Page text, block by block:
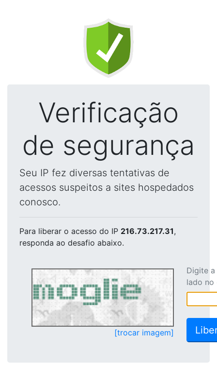
Verificação
de segurança
Seu IP fez diversas tentativas de
acessos suspeitos a sites hospedados
conosco.
Para liberar o acesso do IP 216.73.217.31,
responda ao desafio abaixo.
[trocar imagem]
Digite
lado no